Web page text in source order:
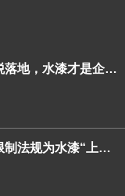
当VOCs征税落地，水漆才是企业绿色转型
各地VOCs限制法规为水漆“上位”铺路，